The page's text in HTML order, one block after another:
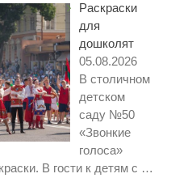
Раскраски
для
дошколят
05.08.2026
В столичном
детском
саду №50
«Звонкие
голоса»
В гости к детям с …